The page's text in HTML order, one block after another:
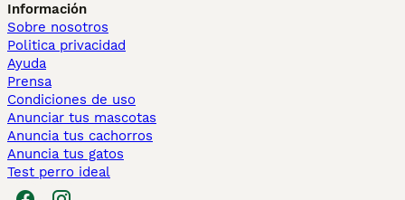
Información
Sobre nosotros
Politica privacidad
Ayuda
Prensa
Condiciones de uso
Anunciar tus mascotas
Anuncia tus cachorros
Anuncia tus gatos
Test perro ideal